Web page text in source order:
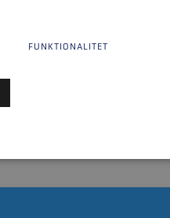
FUNKTIONALITET